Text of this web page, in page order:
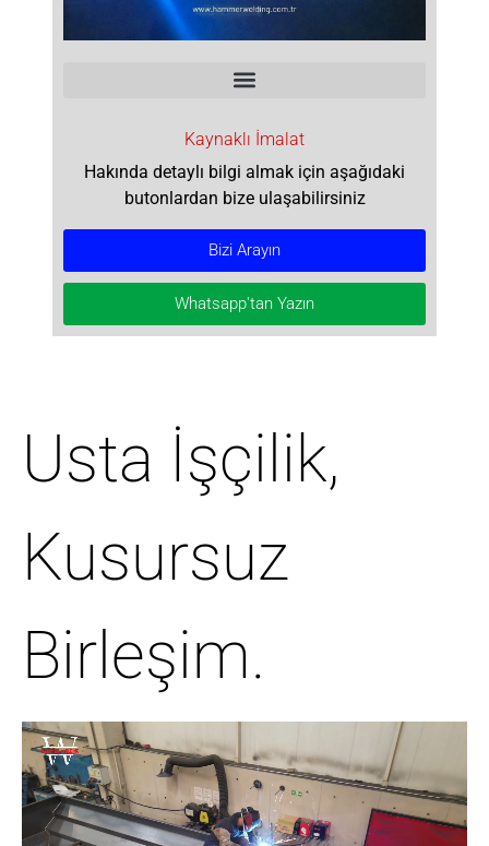
Kaynaklı İmalat
Hakında detaylı bilgi almak için aşağıdaki
butonlardan bize ulaşabilirsiniz
Bizi Arayın
Whatsapp'tan Yazın
Usta İşçilik,
Kusursuz
Birleşim.